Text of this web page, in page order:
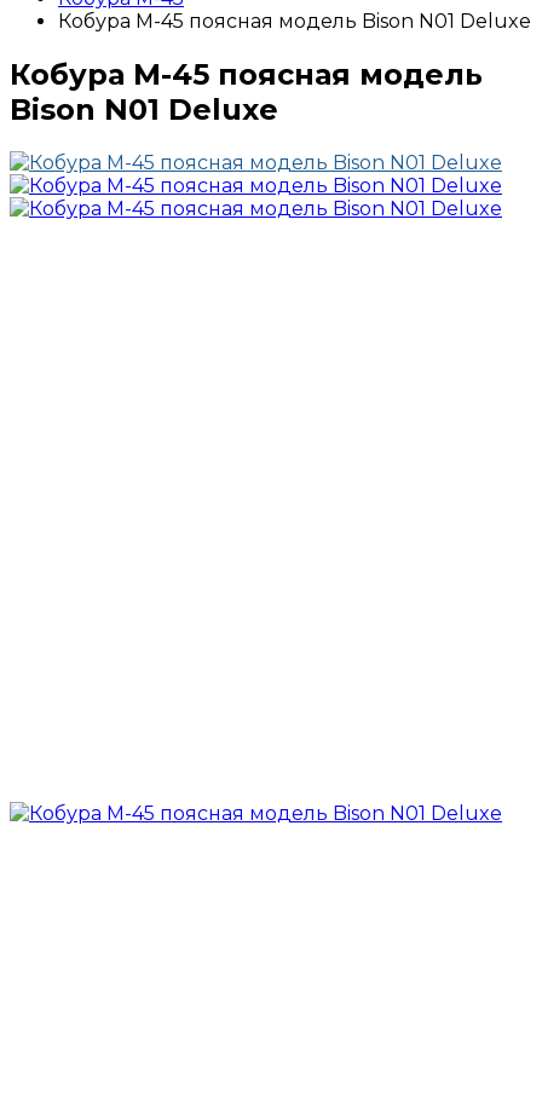
Кобура М-45 поясная модель Bison N01 Deluxe
Кобура М-45 поясная модель
Bison N01 Deluxe